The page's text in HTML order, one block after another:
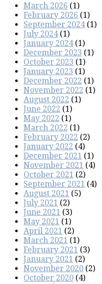
March 2026 (1)
February 2026 (1)
September 2024(1)
July 2024(1)
January 2024(1)
December 2023 (1)
October 2023 (1)
January 2023 (1)
December 2022 (1)
November 2022 (1)
August 2022 (1)
June 2022 (1)
May 2022 (1)
March 2022 (1)
February 2022 (2)
January 2022 (4)
December 2021 (1)
November 2021 (4)
October 2021 (2)
September 2021 (4)
August 2021 (5)
July 2021 (2)
June 2021 (3)
May 2021 (1)
April 2021 (2)
March 2021 (1)
February 2021 (3)
January 2021 (2)
November 2020 (2)
October 2020 (4)